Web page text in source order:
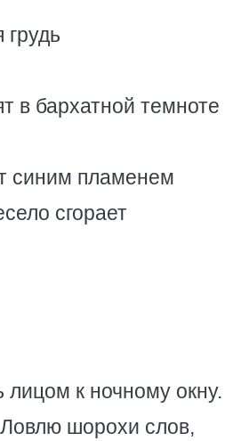
грудь
в бархатной темноте
синим пламенем
сгорает
к ночному окну.
шорохи слов,